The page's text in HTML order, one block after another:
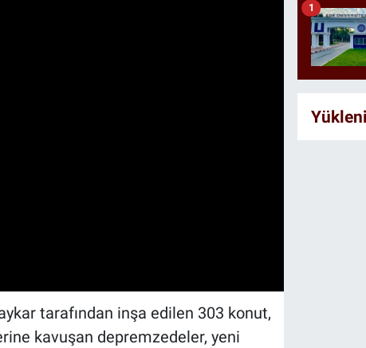
tarafından inşa edilen 303 konut,
kavuşan depremzedeler, yeni
1